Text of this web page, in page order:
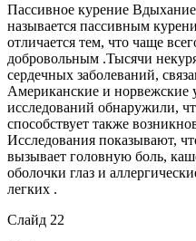
Пассивное курение
называется пассивным
отличается тем, что чаще
добровольным .Тысячи
сердечных заболеваний,
Американские и норвежские
исследований обнаружили,
способствует также
Исследования показывают,
вызывает головную боль,
оболочки глаз и
легких .
Слайд 22